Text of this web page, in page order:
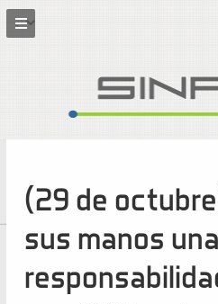
(29 de
sus manos una